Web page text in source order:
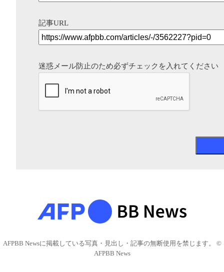
記事URL
迷惑メール防止のため必ずチェックを入れてください
AFPBB Newsに掲載している写真・見出し・記事の無断使用を禁じます。 ©
AFPBB News